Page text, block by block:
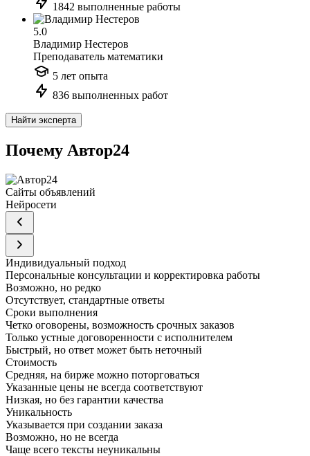
1842 выполненные работы
5.0
Владимир Нестеров
Преподаватель математики
5 лет опыта
836 выполненных работ
Найти эксперта
Почему Автор24
Сайты объявлений
Нейросети
Индивидуальный подход
Персональные консультации и корректировка работы
Возможно, но редко
Отсутствует, стандартные ответы
Сроки выполнения
Четко оговорены, возможность срочных заказов
Только устные договоренности с исполнителем
Быстрый, но ответ может быть неточный
Стоимость
Средняя, на бирже можно поторговаться
Указанные цены не всегда соответствуют
Низкая, но без гарантии качества
Уникальность
Указывается при создании заказа
Возможно, но не всегда
Чаще всего тексты неуникальны